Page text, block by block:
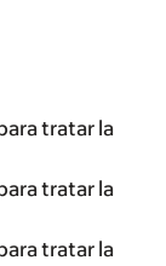
tratar la
tratar la
tratar la